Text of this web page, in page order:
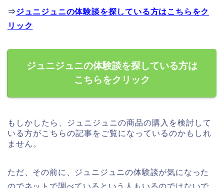
⇒ジュニジュニの体験談を探している方はこちらをク
リック
ジュニジュニの体験談を探している方は
こちらをクリック
もしかしたら、ジュニジュニの商品の購入を検討して
いる方がこちらの記事をご覧になっているのかもしれ
ません。
ただ、その前に、ジュニジュニの体験談が気になった